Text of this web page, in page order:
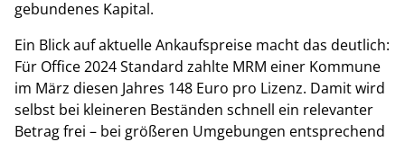
gebundenes Kapital.
Ein Blick auf aktuelle Ankaufspreise macht das deutlich:
Für Office 2024 Standard zahlte MRM einer Kommune
im März diesen Jahres 148 Euro pro Lizenz. Damit wird
selbst bei kleineren Beständen schnell ein relevanter
Betrag frei – bei größeren Umgebungen entsprechend